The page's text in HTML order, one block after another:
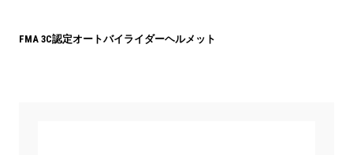
FMA 3C認定オートバイライダーヘルメット